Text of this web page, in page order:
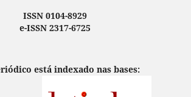
ISSN 0104-8929
e-ISSN 2317-6725
está indexado nas bases: